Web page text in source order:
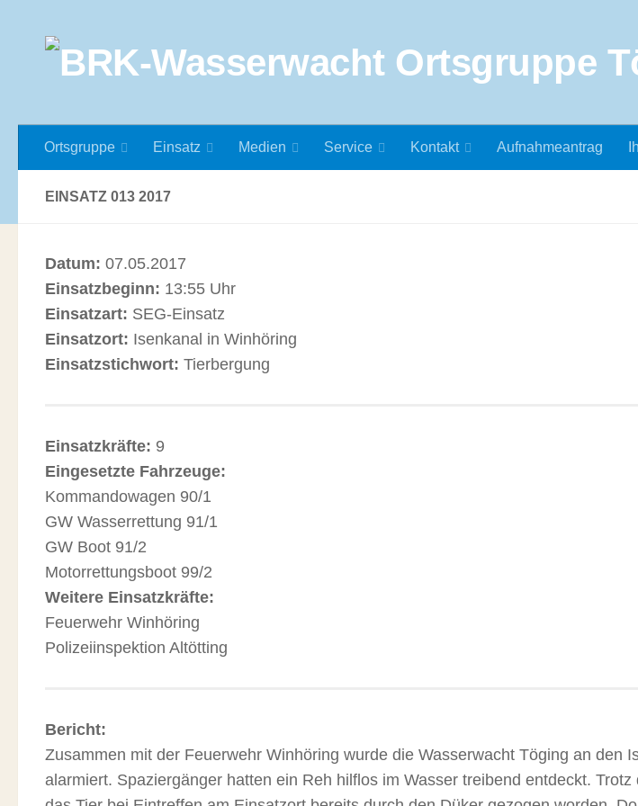
Ortsgruppe Einsatz Medien Service Kontakt Aufnahmeantrag
EINSATZ 013 2017
Datum: 07.05.2017
Einsatzbeginn: 13:55 Uhr
Einsatzart: SEG-Einsatz
Einsatzort: Isenkanal in Winhöring
Einsatzstichwort: Tierbergung
Einsatzkräfte: 9
Eingesetzte Fahrzeuge:
Kommandowagen 90/1
GW Wasserrettung 91/1
GW Boot 91/2
Motorrettungsboot 99/2
Weitere Einsatzkräfte:
Feuerwehr Winhöring
Polizeiinspektion Altötting
Bericht:
Zusammen mit der Feuerwehr Winhöring wurde die Wasserwacht Töging an den
alarmiert. Spaziergänger hatten ein Reh hilflos im Wasser treibend entdeckt.